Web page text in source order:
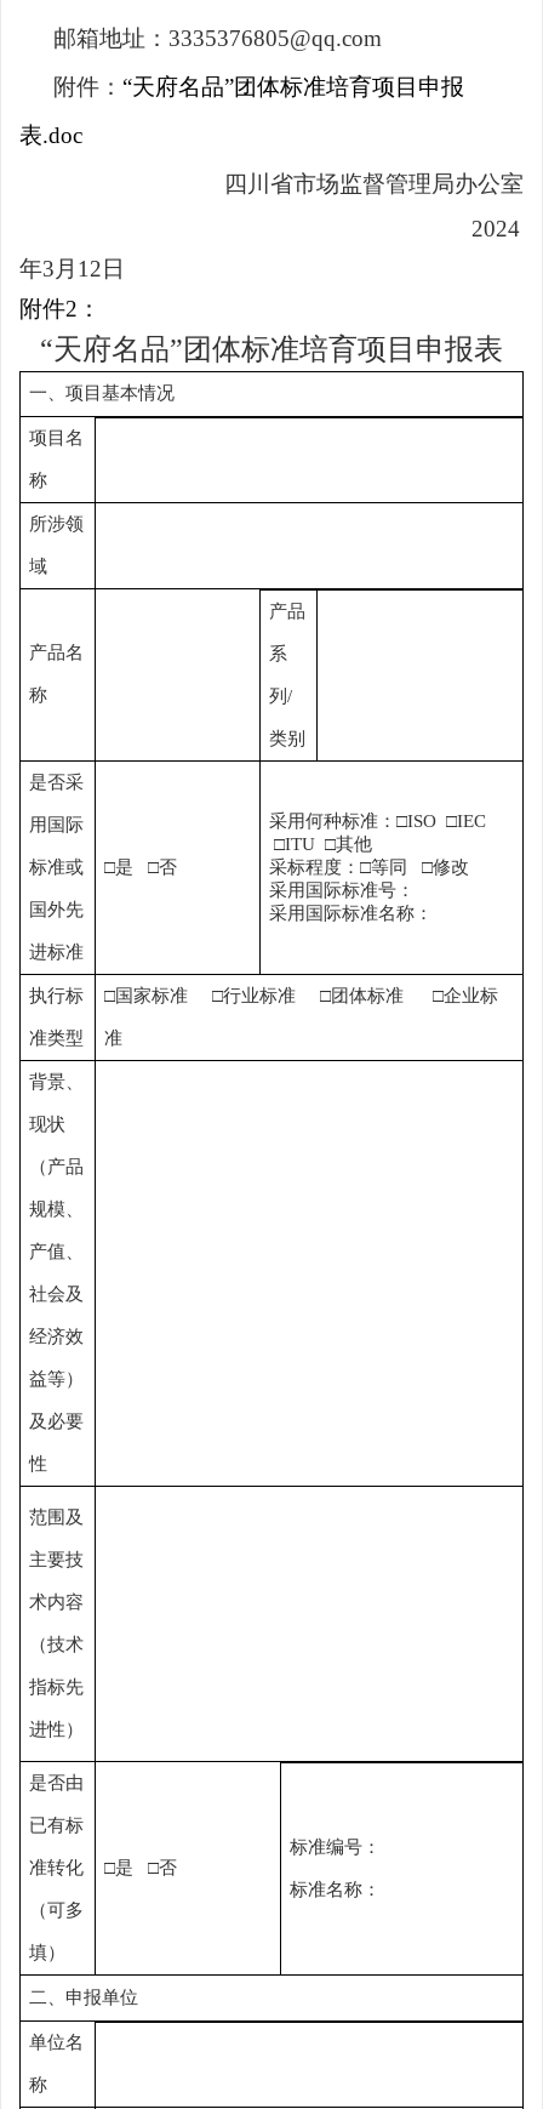
邮箱地址： 3335376805@qq.com
附件： “天府名品”团体标准培育项目申报
表.doc
四川省市场监督管理局办公室
2024
年3月12日
附件2：
“天府名品”团体标准培育项目 申报表
一、项目基本情况
项目名
称
所涉领
域
产品名
称
产品
系
列 /
类别
是否采
用国际
标准或
国外先
进标准
□是 □否
采用何种标准： □ISO □IEC
□ITU □其他
采标程度： □等同 □修改
采用国际标准号：
采用国际标准名称：
执行标
准类型
□国家标准 □行业标准 □团体标准 □企业标
准
背景、
现状
（产品
规模、
产值、
社会及
经济效
益等）
及必要
性
范围及
主要技
术内容
（技术
指标先
进性）
是否由
已有标
准转化
（可多
填）
□是 □否
标准编号：
标准名称：
二、 申报单位
单位名
称